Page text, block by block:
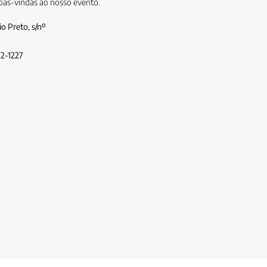
vindas ao nosso evento.
Preto, s/nº
1227